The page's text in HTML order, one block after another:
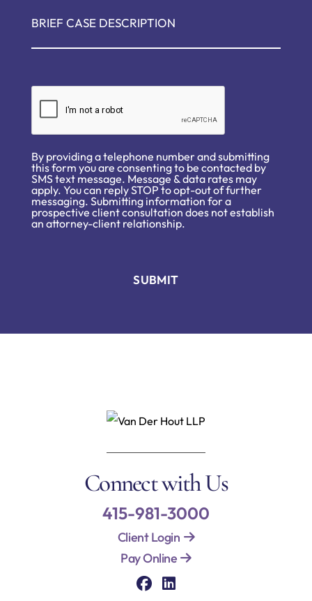
By providing a telephone number and submitting
this form you are consenting to be contacted by
SMS text message. Message & data rates may
apply. You can reply STOP to opt-out of further
messaging. Submitting information for a
prospective client consultation does not establish
an attorney-client relationship.
Connect with Us
415-981-3000
Client Login
Pay Online
Visit our social media
Visit our social